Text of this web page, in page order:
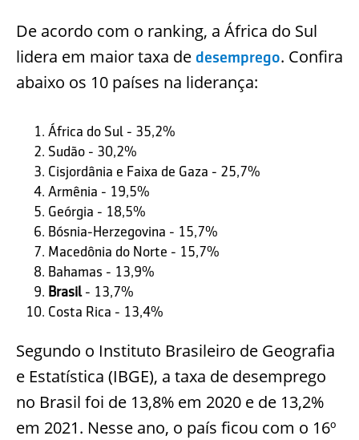
De acordo com o ranking, a África do Sul
lidera em maior taxa de desemprego. Confira
abaixo os 10 países na liderança:
África do Sul - 35,2%
Sudão - 30,2%
Cisjordânia e Faixa de Gaza - 25,7%
Armênia - 19,5%
Geórgia - 18,5%
Bósnia-Herzegovina - 15,7%
Macedônia do Norte - 15,7%
Bahamas - 13,9%
Brasil- 13,7%
Costa Rica - 13,4%
Segundo o Instituto Brasileiro de Geografia
e Estatística (IBGE), a taxa de desemprego
no Brasil foi de 13,8% em 2020 e de 13,2%
em 2021. Nesse ano, o país ficou com o 16º